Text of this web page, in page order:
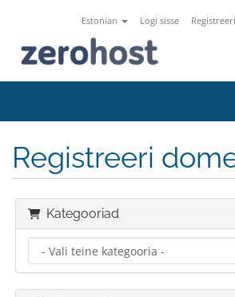
Estonian Logi sisse Registreeri
Registreeri
Kategooriad